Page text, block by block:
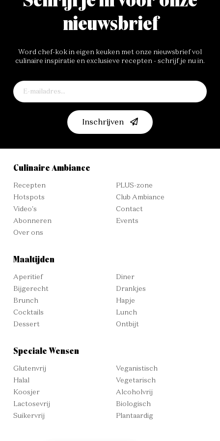
nieuwsbrief
Word chef-kok in eigen keuken met onze nieuwsbrief vol
culinaire inspiratie en exclusieve recepten - schrijf je nu in.
Inschrijven
Culinaire Ambiance
Recepten
Hotspots
Video's
Abonneren
Over ons
PLUS-zone
Club Ambiance
Contact
Events
Maaltijden
Aperitief
Bijgerecht
Brunch
Cocktails
Dessert
Diner
Drankjes
Hapje
Lunch
Ontbijt
Speciale Wensen
Glutenvrij
Halal
Koosjer
Lactosevrij
Suikervrij
Veganistisch
Vegetarisch
Alcoholvrij
Biologisch
Plantaardig